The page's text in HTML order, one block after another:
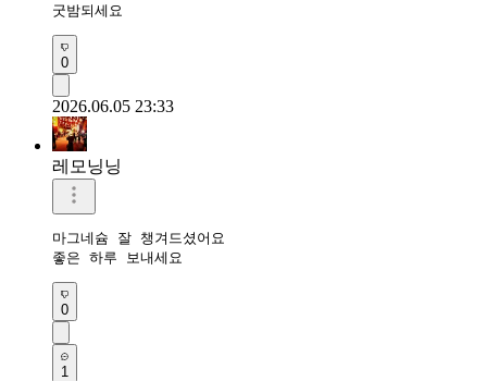
굿밤되세요
0
2026.06.05 23:33
레모닝닝
마그네슘 잘 챙겨드셨어요
좋은 하루 보내세요
0
1